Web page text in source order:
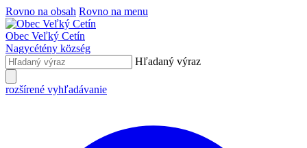
Rovno na obsah Rovno na menu
Obec Veľký Cetín
Nagycétény község
Hľadaný výraz
rozšírené vyhľadávanie